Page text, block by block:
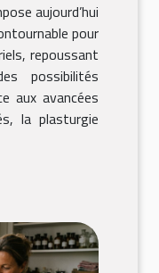
aujourd’hui
pour
repoussant
possibilités
aux avancées
la plasturgie